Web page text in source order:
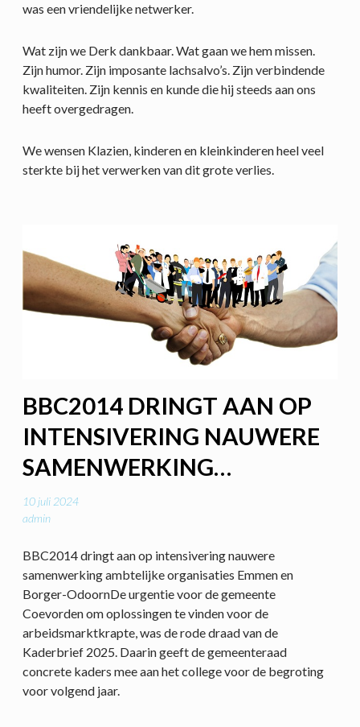
was een vriendelijke netwerker.
Wat zijn we Derk dankbaar. Wat gaan we hem missen.
Zijn humor. Zijn imposante lachsalvo’s. Zijn verbindende
kwaliteiten. Zijn kennis en kunde die hij steeds aan ons
heeft overgedragen.
We wensen Klazien, kinderen en kleinkinderen heel veel
sterkte bij het verwerken van dit grote verlies.
BBC2014 DRINGT AAN OP
INTENSIVERING NAUWERE
SAMENWERKING…
10 juli 2024
admin
BBC2014 dringt aan op intensivering nauwere
samenwerking ambtelijke organisaties Emmen en
Borger-OdoornDe urgentie voor de gemeente
Coevorden om oplossingen te vinden voor de
arbeidsmarktkrapte, was de rode draad van de
Kaderbrief 2025. Daarin geeft de gemeenteraad
concrete kaders mee aan het college voor de begroting
voor volgend jaar.